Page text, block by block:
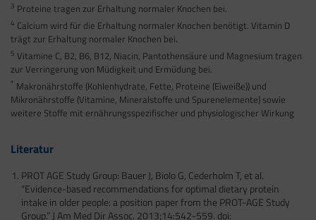
3 Proteine tragen zur Erhaltung normaler Knochen bei.
4 Calcium wird für die Erhaltung normaler Knochen benötigt. Vitamin D
trägt zur Erhaltung normaler Knochen bei.
5 Vitamine C, B2, B6, B12, Niacin, Pantothensäure und Magnesium tragen
zur Verringerung von Müdigkeit und Ermüdung bei.
* Makronährstoffe (Kohlenhydrate, Fette, Proteine (Eiweiße)) und
Mikronährstoffe (Vitamine, Mineralstoffe und Spurenelemente) sowie
weitere Stoffe mit ernährungsspezifischer und physiologischer Wirkung
Literatur
PROT AGE Study Group: Bauer J, Biolo G, Cederholm T, et al.
“Evidence-based recommendations for optimal dietary protein
intake in older people: a position paper from the PROT-AGE Study
Group.” J Am Med Dir Assoc. 2013;14:542-559. doi: